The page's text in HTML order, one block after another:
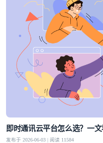
即时通讯云平台怎么选？一
发布于 2026-06-03 | 阅读 11584